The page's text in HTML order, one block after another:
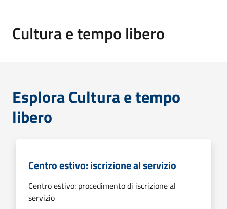
Cultura e tempo libero
Esplora Cultura e tempo
libero
Centro estivo: iscrizione al servizio
Centro estivo: procedimento di iscrizione al
servizio